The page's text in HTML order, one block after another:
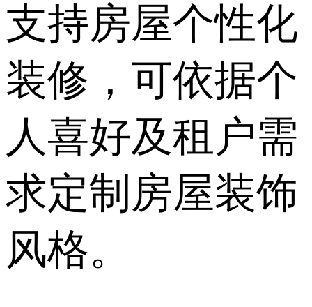
支持房屋个性化
装修，可依据个
人喜好及租户需
求定制房屋装饰
风格。